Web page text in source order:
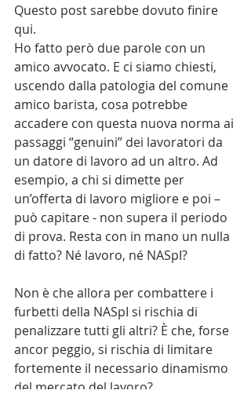
Questo post sarebbe dovuto finire
qui.
Ho fatto però due parole con un
amico avvocato. E ci siamo chiesti,
uscendo dalla patologia del comune
amico barista, cosa potrebbe
accadere con questa nuova norma ai
passaggi “genuini” dei lavoratori da
un datore di lavoro ad un altro. Ad
esempio, a chi si dimette per
un’offerta di lavoro migliore e poi –
può capitare - non supera il periodo
di prova. Resta con in mano un nulla
di fatto? Né lavoro, né NASpI?
Non è che allora per combattere i
furbetti della NASpI si rischia di
penalizzare tutti gli altri? È che, forse
ancor peggio, si rischia di limitare
fortemente il necessario dinamismo
del mercato del lavoro?